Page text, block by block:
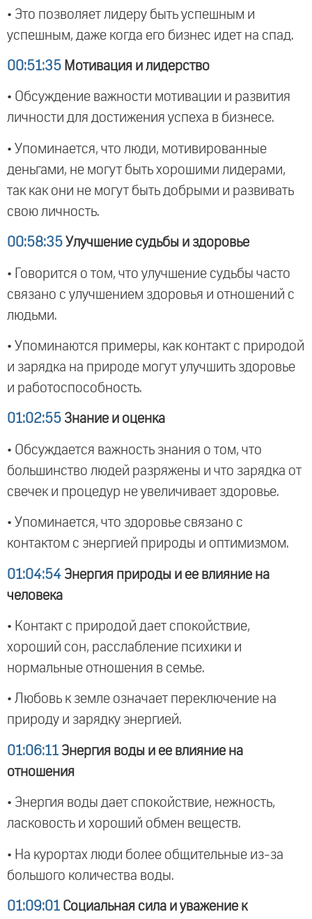
• Это позволяет лидеру быть успешным и
успешным, даже когда его бизнес идет на спад.
00:51:35 Мотивация и лидерство
• Обсуждение важности мотивации и развития
личности для достижения успеха в бизнесе.
• Упоминается, что люди, мотивированные
деньгами, не могут быть хорошими лидерами,
так как они не могут быть добрыми и развивать
свою личность.
00:58:35 Улучшение судьбы и здоровье
• Говорится о том, что улучшение судьбы часто
связано с улучшением здоровья и отношений с
людьми.
• Упоминаются примеры, как контакт с природой
и зарядка на природе могут улучшить здоровье
и работоспособность.
01:02:55 Знание и оценка
• Обсуждается важность знания о том, что
большинство людей разряжены и что зарядка от
свечек и процедур не увеличивает здоровье.
• Упоминается, что здоровье связано с
контактом с энергией природы и оптимизмом.
01:04:54 Энергия природы и ее влияние на
человека
• Контакт с природой дает спокойствие,
хороший сон, расслабление психики и
нормальные отношения в семье.
• Любовь к земле означает переключение на
природу и зарядку энергией.
01:06:11 Энергия воды и ее влияние на
отношения
• Энергия воды дает спокойствие, нежность,
ласковость и хороший обмен веществ.
• На курортах люди более общительные из-за
большого количества воды.
01:09:01 Социальная сила и уважение к